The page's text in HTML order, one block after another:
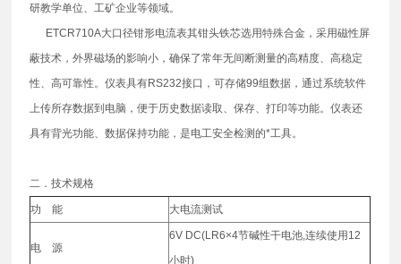
研教学单位、工矿企业等领域。
ETCR710A大口径钳形电流表其钳头铁芯选用特殊合金，采用磁性屏
蔽技术，外界磁场的影响小，确保了常年无间断测量的高精度、高稳定
性、高可靠性。仪表具有RS232接口，可存储99组数据，通过系统软件
上传所存数据到电脑，便于历史数据读取、保存、打印等功能。仪表还
具有背光功能、数据保持功能，是电工安全检测的*工具。
二．技术规格
功 能 大电流测试
电 源
6V DC(LR6×4节碱性干电池,连续使用12
小时)